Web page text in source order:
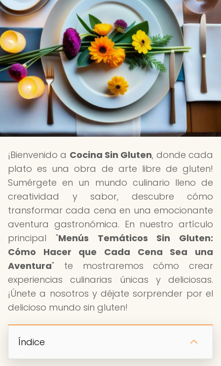
¡Bienvenido a Cocina Sin Gluten, donde cada
plato es una obra de arte libre de gluten!
Sumérgete en un mundo culinario lleno de
creatividad y sabor, descubre cómo
transformar cada cena en una emocionante
aventura gastronómica. En nuestro artículo
principal "Menús Temáticos Sin Gluten:
Cómo Hacer que Cada Cena Sea una
Aventura" te mostraremos cómo crear
experiencias culinarias únicas y deliciosas.
¡Únete a nosotros y déjate sorprender por el
delicioso mundo sin gluten!
Índice